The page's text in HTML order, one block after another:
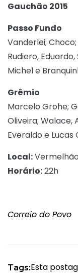
Gauchão 2015
Passo Fundo
Vanderlei;
Rudiero,
Michel e
Grêmio
Marcelo Grohe;
Oliveira; Walace,
Everaldo e Lucas
Local:
Horário:22h
Correio do Povo
Tags:Esta